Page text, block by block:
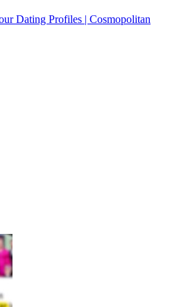
Dating Profiles | Cosmopolitan